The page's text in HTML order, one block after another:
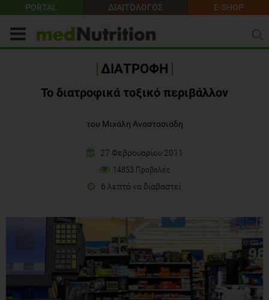
PORTAL ΔΙΑΙΤΟΛΟΓΟΣ E-SHOP
ΔΙΑΤΡΟΦΗ
Το διατροφικά τοξικό περιβάλλον
του Μιχάλη Αναστασιάδη
27 Φεβρουαρίου 2011
14853 Προβολές
6 λεπτά να διαβαστεί